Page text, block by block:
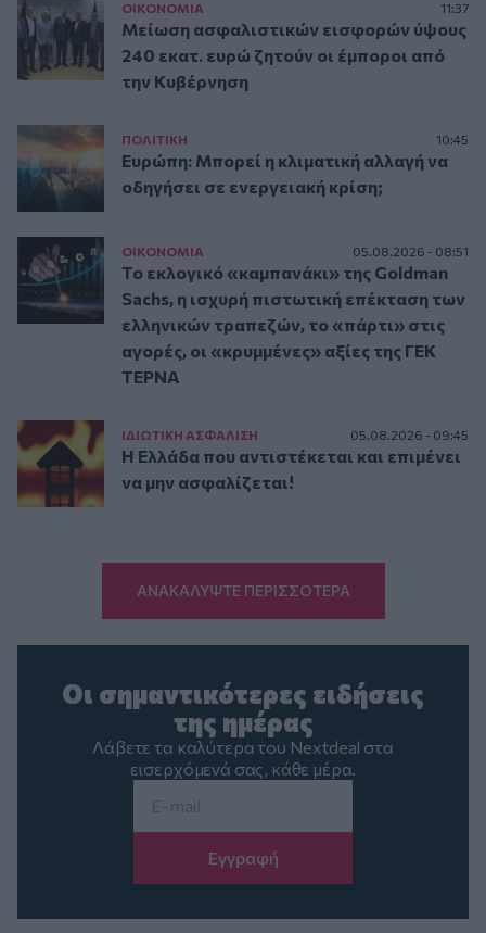
ΟΙΚΟΝΟΜΙΑ 11:37
Μείωση ασφαλιστικών εισφορών ύψους
240 εκατ. ευρώ ζητούν οι έμποροι από
την Κυβέρνηση
ΠΟΛΙΤΙΚΗ 10:45
Ευρώπη: Μπορεί η κλιματική αλλαγή να
οδηγήσει σε ενεργειακή κρίση;
ΟΙΚΟΝΟΜΙΑ 05.08.2026 - 08:51
Το εκλογικό «καμπανάκι» της Goldman
Sachs, η ισχυρή πιστωτική επέκταση των
ελληνικών τραπεζών, το «πάρτι» στις
αγορές, οι «κρυμμένες» αξίες της ΓΕΚ
ΤΕΡΝΑ
ΙΔΙΩΤΙΚΗ ΑΣΦAΛΙΣΗ 05.08.2026 - 09:45
Η Ελλάδα που αντιστέκεται και επιμένει
να μην ασφαλίζεται!
ΑΝΑΚΑΛΥΨΤΕ ΠΕΡΙΣΣΟΤΕΡΑ
Οι σημαντικότερες ειδήσεις
της ημέρας
Λάβετε τα καλύτερα του Nextdeal στα
εισερχόμενά σας, κάθε μέρα.